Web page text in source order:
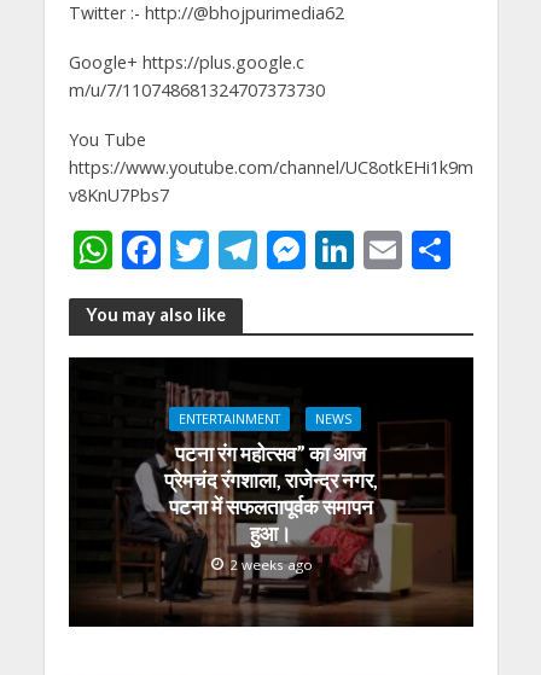
Twitter :- http://@bhojpurimedia62
Google+ https://plus.google.c
m/u/7/110748681324707373730
You Tube
https://www.youtube.com/channel/UC8otkEHi1k9m
v8KnU7Pbs7
W
h
at
s
p
F
ac
e
b
o
o
k
T
w
itt
er
T
e
gr
a
m
M
ss
e
n
g
er
Li
k
e
dI
n
E
ai
l
S
ar
e
You may also like
ENTERTAINMENT NEWS
पटना रंग महोत्सव” का आज
प्रेमचंद रंगशाला, राजेन्द्र नगर,
पटना में सफलतापूर्वक समापन
हुआ।
2 weeks ago